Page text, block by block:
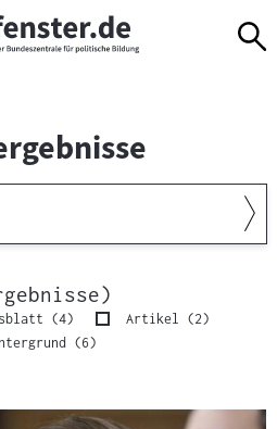
rgebnisse
(4Ergebnisse
) Artikel (2Ergebnisse
)
(6Ergebnisse
)